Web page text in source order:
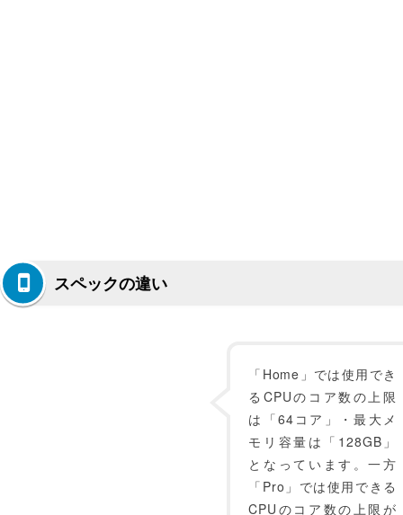
スペックの違い
「Home」では使用でき
るCPUのコア数の上限
は「64コア」・最大メ
モリ容量は「128GB」
となっています。一方
「Pro」では使用できる
CPUのコア数の上限が